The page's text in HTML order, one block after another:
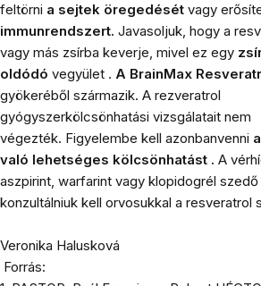
feltörni a sejtek öregedését vagy
immunrendszert. Javasoljuk, hogy a
vagy más zsírba keverje, mivel ez egy
oldódó vegyület . A BrainMax
gyökeréből származik. A rezveratrol
gyógyszerkölcsönhatási vizsgálatait nem
végezték. Figyelembe kell azonbanvenni
való lehetséges kölcsönhatást . A
aszpirint, warfarint vagy klopidogrél
konzultálniuk kell orvosukkal a resveratrol
Veronika Halusková
Forrás: